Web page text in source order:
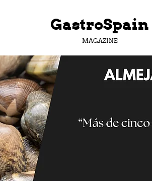
GastroSpain
MAGAZINE